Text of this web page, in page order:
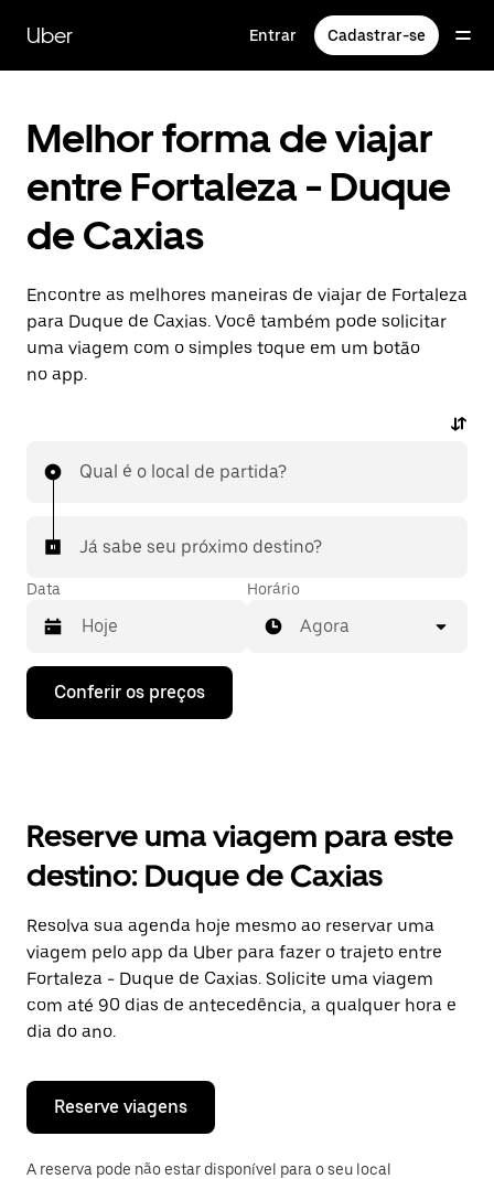
para
conteúdo
Uber Entrar Cadastrar-se
Melhor forma de viajar
entre Fortaleza - Duque
de Caxias
Encontre as melhores maneiras de viajar de Fortaleza
para Duque de Caxias. Você também pode solicitar
uma viagem com o simples toque em um botão
no app.
Qual é o local de partida?
Já sabe seu próximo destino?
Data
Pressione
seta
o
e
uma
data.
Pressione
a
tecla
“ESC”
para
o
calendário.
Horário
Agora
Conferir os preços
Reserve uma viagem para este
destino: Duque de Caxias
Resolva sua agenda hoje mesmo ao reservar uma
viagem pelo app da Uber para fazer o trajeto entre
Fortaleza - Duque de Caxias. Solicite uma viagem
com até 90 dias de antecedência, a qualquer hora e
dia do ano.
Reserve viagens
A reserva pode não estar disponível para o seu local